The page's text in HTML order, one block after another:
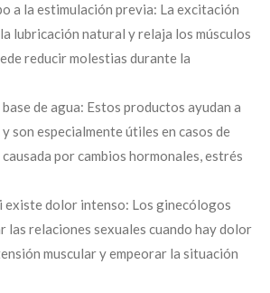
a la estimulación previa: La excitación
lubricación natural y relaja los músculos
reducir molestias durante la
de agua: Estos productos ayudan a
son especialmente útiles en casos de
por cambios hormonales, estrés
existe dolor intenso: Los ginecólogos
las relaciones sexuales cuando hay dolor
muscular y empeorar la situación